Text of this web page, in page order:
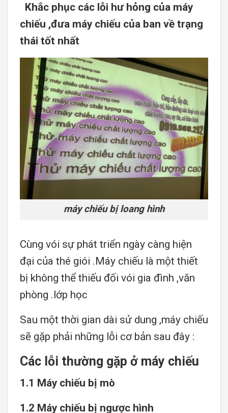
Khắc phục các lỗi hư hỏng của máy
chiếu ,đưa máy chiếu của ban về trạng
thái tốt nhất
máy chiếu bị loang hình
Cùng vói sự phát triển ngày càng hiện
đại của thé giói .Máy chiếu là một thiết
bị không thể thiếu đối vói gia đình ,văn
phòng .lớp học
Sau một thời gian dài sử dung ,máy chiếu
sẽ gặp phải những lỗi cơ bản sau đây :
Các lỗi thường gặp ở máy chiếu
1.1 Máy chiếu bị mò
1.2 Máy chiếu bị ngược hình